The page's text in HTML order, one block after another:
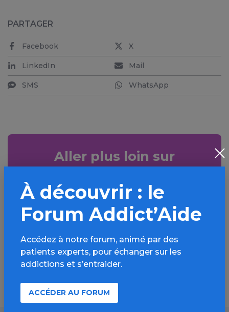
PARTAGER
Facebook X
LinkedIn Mail
SMS WhatsApp
Aller plus loin sur
l’espace Alcool
Informations, parcours d’évaluations,
bonnes pratiques, FAQ, annuaires,
ressources, actualités...
Découvrir
À découvrir : le
Forum Addict’Aide
Accédez à notre forum, animé par des
patients experts, pour échanger sur les
addictions et s’entraider.
ACCÉDER AU FORUM